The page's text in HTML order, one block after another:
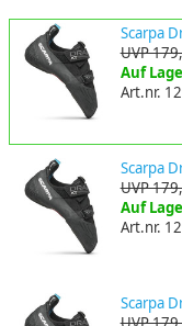
Scarpa
UVP
Auf
Art.nr.
Scarpa
UVP
Auf
Art.nr.
Scarpa